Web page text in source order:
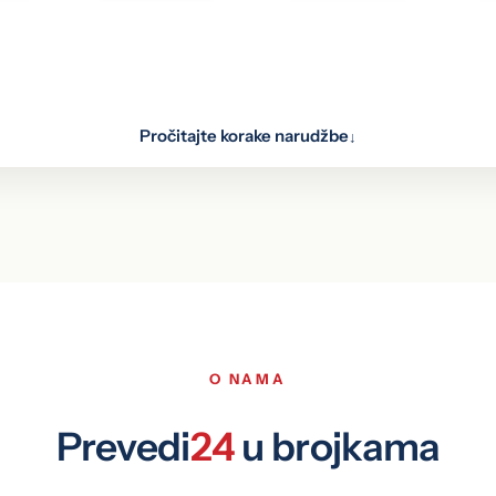
Pročitajte korake narudžbe↓
O NAMA
Prevedi24u brojkama